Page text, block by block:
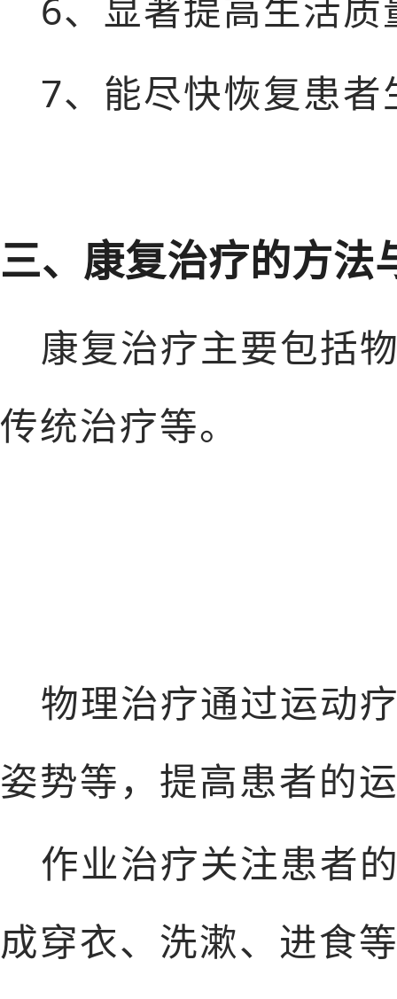
7、能尽快恢复患
三、康复治疗的方法
康复治疗主要包括
传统治疗等。
物理治疗通过运动
姿势等，提高患者的
作业治疗关注患者
成穿衣、洗漱、进食